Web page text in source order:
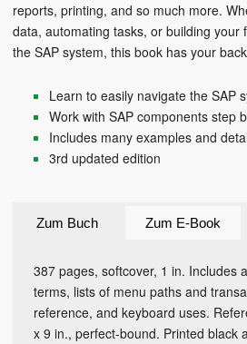
reports, printing, and so much more.
data, automating tasks, or building your
the SAP system, this book has your
Learn to easily navigate the SAP
Work with SAP components step
Includes many examples and
3rd updated edition
Zum Buch Zum E-Book
387 pages, softcover, 1 in. Includes
terms, lists of menu paths and
reference, and keyboard uses.
x 9 in., perfect-bound. Printed black